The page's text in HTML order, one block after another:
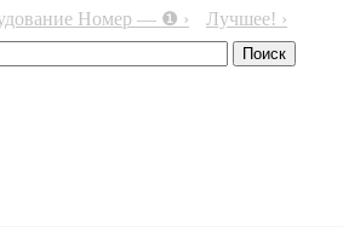
Номер — ❶ › Лучшее! ›